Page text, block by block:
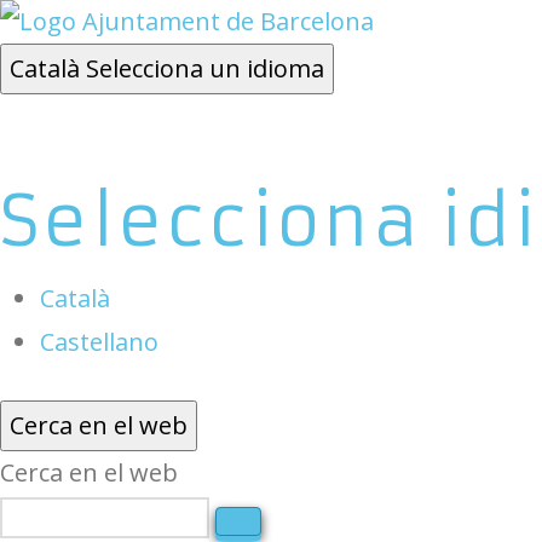
Català Selecciona un idioma
Selecciona
Català
Castellano
Cerca en el web
Cerca en el web